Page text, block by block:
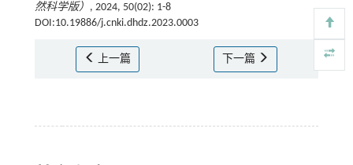
然科学版） , 2024, 50(02): 1-8
DOI:10.19886/j.cnki.dhdz.2023.0003
上一篇 下一篇